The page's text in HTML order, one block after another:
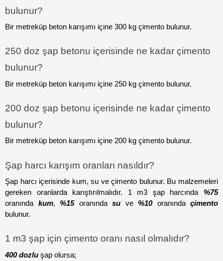
bulunur?
Bir metreküp beton karışımı içine 300 kg çimento bulunur.
250 doz şap betonu içerisinde ne kadar çimento
bulunur?
Bir metreküp beton karışımı içine 250 kg çimento bulunur.
200 doz şap betonu içerisinde ne kadar çimento
bulunur?
Bir metreküp beton karışımı içine 200 kg çimento bulunur.
Şap harcı karışım oranları nasıldır?
Şap harcı içerisinde kum, su ve çimento bulunur. Bu malzemeleri
gereken oranlarda karıştırılmalıdır. 1 m3 şap harcında %75
oranında kum, %15 oranında su ve %10 oranında çimento
bulunur.
1 m3 şap için çimento oranı nasıl olmalıdır?
400 dozlu şap olursa;